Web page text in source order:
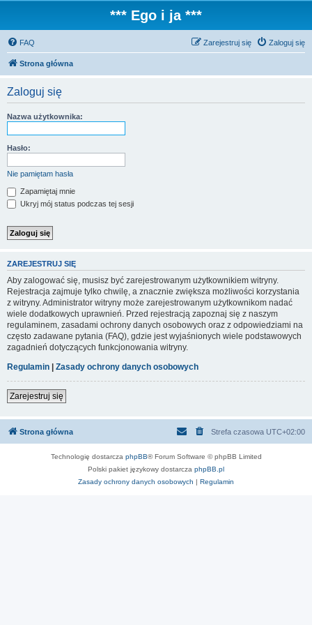
*** Ego i ja ***
FAQ Zaloguj się
Zarejestruj się
Strona główna
Zaloguj się
Nazwa użytkownika:
Hasło:
Nie pamiętam hasła
Zapamiętaj mnie
Ukryj mój status podczas tej sesji
ZAREJESTRUJ SIĘ
Aby zalogować się, musisz być zarejestrowanym użytkownikiem witryny.
Rejestracja zajmuje tylko chwilę, a znacznie zwiększa możliwości korzystania
z witryny. Administrator witryny może zarejestrowanym użytkownikom nadać
wiele dodatkowych uprawnień. Przed rejestracją zapoznaj się z naszym
regulaminem, zasadami ochrony danych osobowych oraz z odpowiedziami na
często zadawane pytania (FAQ), gdzie jest wyjaśnionych wiele podstawowych
zagadnień dotyczących funkcjonowania witryny.
Regulamin | Zasady ochrony danych osobowych
Zarejestruj się
Strona główna Strefa czasowa UTC+02:00
Technologię dostarcza phpBB® Forum Software © phpBB Limited
Polski pakiet językowy dostarcza phpBB.pl
Zasady ochrony danych osobowych | Regulamin